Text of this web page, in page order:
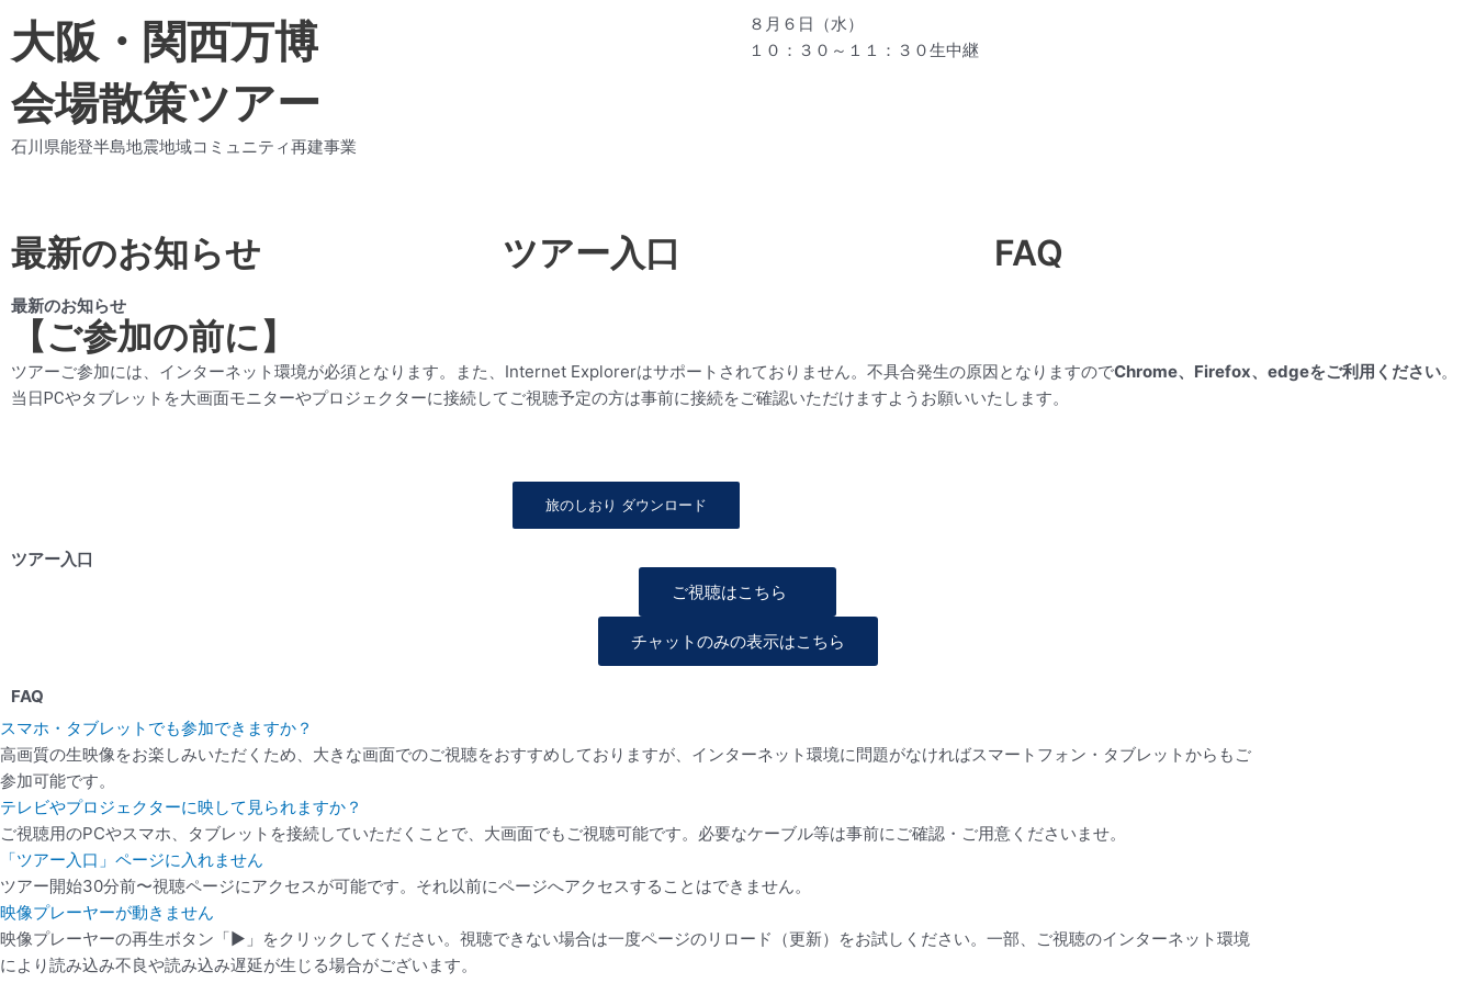
大阪・関西万博
会場散策ツアー
石川県能登半島地震地域コミュニティ再建事業
８月６日（水）
１０：３０～１１：３０生中継
最新のお知らせ ツアー入口 FAQ
最新のお知らせ
【ご参加の前に】
ツアーご参加には、インターネット環境が必須となります。また、Internet Explorerはサポートされておりません。不具合発生の原因となりますのでChrome、Firefox、edgeをご利用ください。
当日PCやタブレットを大画面モニターやプロジェクターに接続してご視聴予定の方は事前に接続をご確認いただけますようお願いいたします。
旅のしおり ダウンロード
ツアー入口
ご視聴はこちら
チャットのみの表示はこちら
FAQ
スマホ・タブレットでも参加できますか？
高画質の生映像をお楽しみいただくため、大きな画面でのご視聴をおすすめしておりますが、インターネット環境に問題がなければスマートフォン・タブレットからもご
参加可能です。
テレビやプロジェクターに映して見られますか？
ご視聴用のPCやスマホ、タブレットを接続していただくことで、大画面でもご視聴可能です。必要なケーブル等は事前にご確認・ご用意くださいませ。
「ツアー入口」ページに入れません
ツアー開始30分前〜視聴ページにアクセスが可能です。それ以前にページへアクセスすることはできません。
映像プレーヤーが動きません
映像プレーヤーの再生ボタン「▶」をクリックしてください。視聴できない場合は一度ページのリロード（更新）をお試しください。一部、ご視聴のインターネット環境
により読み込み不良や読み込み遅延が生じる場合がございます。